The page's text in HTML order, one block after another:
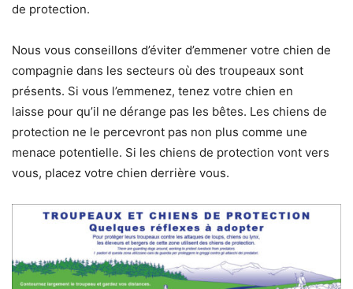
de protection.
Nous vous conseillons d’éviter d’emmener votre chien de
compagnie dans les secteurs où des troupeaux sont
présents. Si vous l’emmenez, tenez votre chien en
laisse pour qu’il ne dérange pas les bêtes. Les chiens de
protection ne le percevront pas non plus comme une
menace potentielle. Si les chiens de protection vont vers
vous, placez votre chien derrière vous.